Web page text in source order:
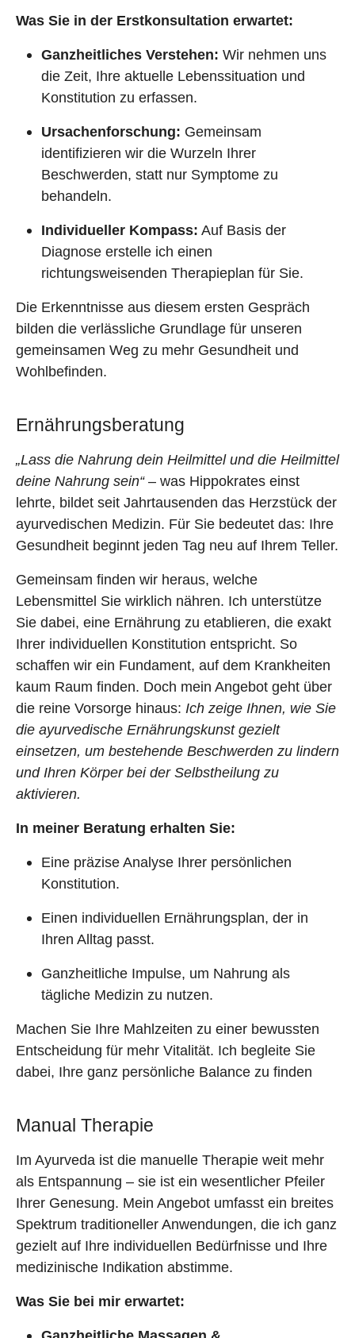
Was Sie in der Erstkonsultation erwartet:
Ganzheitliches Verstehen: Wir nehmen uns
die Zeit, Ihre aktuelle Lebenssituation und
Konstitution zu erfassen.
Ursachenforschung: Gemeinsam
identifizieren wir die Wurzeln Ihrer
Beschwerden, statt nur Symptome zu
behandeln.
Individueller Kompass: Auf Basis der
Diagnose erstelle ich einen
richtungsweisenden Therapieplan für Sie.
Die Erkenntnisse aus diesem ersten Gespräch
bilden die verlässliche Grundlage für unseren
gemeinsamen Weg zu mehr Gesundheit und
Wohlbefinden.
Ernährungsberatung
„Lass die Nahrung dein Heilmittel und die Heilmittel
deine Nahrung sein“– was Hippokrates einst
lehrte, bildet seit Jahrtausenden das Herzstück der
ayurvedischen Medizin. Für Sie bedeutet das: Ihre
Gesundheit beginnt jeden Tag neu auf Ihrem Teller.
Gemeinsam finden wir heraus, welche
Lebensmittel Sie wirklich nähren. Ich unterstütze
Sie dabei, eine Ernährung zu etablieren, die exakt
Ihrer individuellen Konstitution entspricht. So
schaffen wir ein Fundament, auf dem Krankheiten
kaum Raum finden. Doch mein Angebot geht über
die reine Vorsorge hinaus: Ich zeige Ihnen, wie Sie
die ayurvedische Ernährungskunst gezielt
einsetzen, um bestehende Beschwerden zu lindern
und Ihren Körper bei der Selbstheilung zu
aktivieren.
In meiner Beratung erhalten Sie:
Eine präzise Analyse Ihrer persönlichen
Konstitution.
Einen individuellen Ernährungsplan, der in
Ihren Alltag passt.
Ganzheitliche Impulse, um Nahrung als
tägliche Medizin zu nutzen.
Machen Sie Ihre Mahlzeiten zu einer bewussten
Entscheidung für mehr Vitalität. Ich begleite Sie
dabei, Ihre ganz persönliche Balance zu finden
Manual Therapie
Im Ayurveda ist die manuelle Therapie weit mehr
als Entspannung – sie ist ein wesentlicher Pfeiler
Ihrer Genesung. Mein Angebot umfasst ein breites
Spektrum traditioneller Anwendungen, die ich ganz
gezielt auf Ihre individuellen Bedürfnisse und Ihre
medizinische Indikation abstimme.
Was Sie bei mir erwartet: